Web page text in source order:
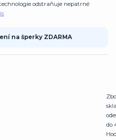
odstraňuje nepatrné
na šperky ZDARMA
do